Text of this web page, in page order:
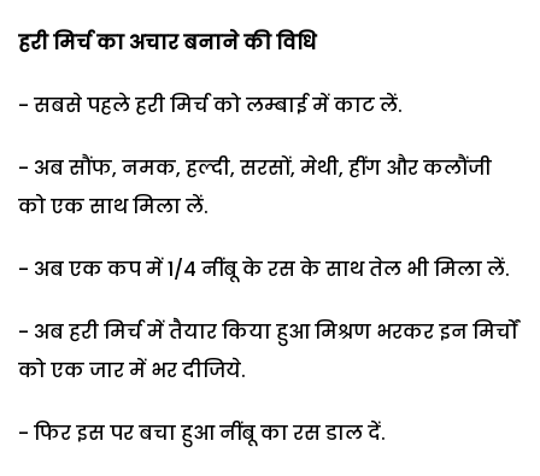
हरी मिर्च का अचार बनाने की वि​धि
- सबसे पहले हरी मिर्च को लम्बाई में काट लें.
- अब सौंफ, नमक, हल्दी, सरसों, मेथी, हींग और कलौंजी
को एक साथ मिला लें.
- अब एक कप में 1/4 नींबू के रस के साथ तेल भी मिला लें.
- अब हरी मिर्च में तैयार किया हुआ मिश्रण भरकर इन मिर्चों
को एक जार में भर दीजिये.
- फिर इस पर बचा हुआ नींबू का रस डाल दें.